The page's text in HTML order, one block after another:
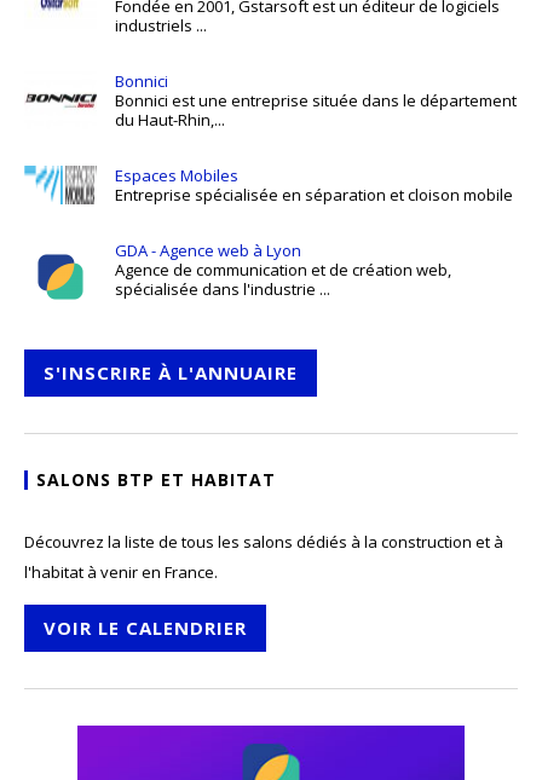
Fondée en 2001, Gstarsoft est un éditeur de logiciels
industriels ...
Bonnici
Bonnici est une entreprise située dans le département
du Haut-Rhin,...
Espaces Mobiles
Entreprise spécialisée en séparation et cloison mobile
GDA - Agence web à Lyon
Agence de communication et de création web,
spécialisée dans l'industrie ...
S'INSCRIRE À L'ANNUAIRE
SALONS BTP ET HABITAT
Découvrez la liste de tous les salons dédiés à la construction et à
l'habitat à venir en France.
VOIR LE CALENDRIER